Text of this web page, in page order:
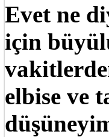
Evet ne
için
elbise ve